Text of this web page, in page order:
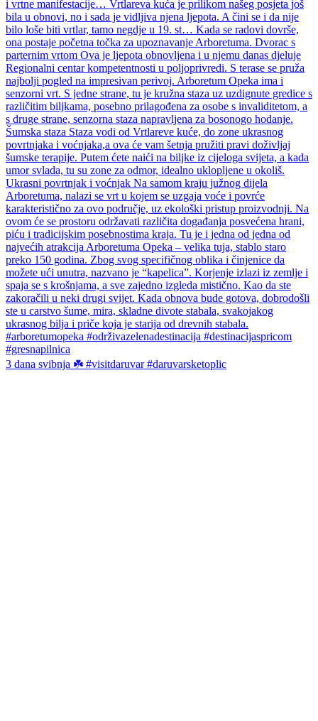
3 dana svibnja ☘️ #visitdaruvar #daruvarsketoplic